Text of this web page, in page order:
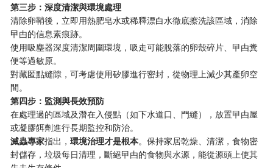
第三步：深度清潔與環境處理
清除卵鞘後，立即用熱肥皂水或稀釋漂白水徹底擦洗該區域，消除
曱甴的信息素痕跡。
使用吸塵器深度清潔周圍環境，吸走可能脫落的卵殼碎片、曱甴糞
便等過敏原。
對藏匿點縫隙，可考慮使用矽膠進行密封，從物理上減少其產卵空
間。
第四步：監測與長效預防
在處理過的區域及潛在入侵點（如下水道口、門縫），放置曱甴屋
或凝膠餌劑進行長期監控和防治。
滅蟲專家指出，環境治理才是根本。保持家居乾燥、清潔，食物密
封儲存，垃圾每日清理，斷絕曱甴的食物與水源，能從源頭上使其